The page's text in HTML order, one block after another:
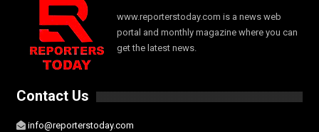
www.reporterstoday.com is a news web
portal and monthly magazine where you can
get the latest news.
Contact Us
info@reporterstoday.com